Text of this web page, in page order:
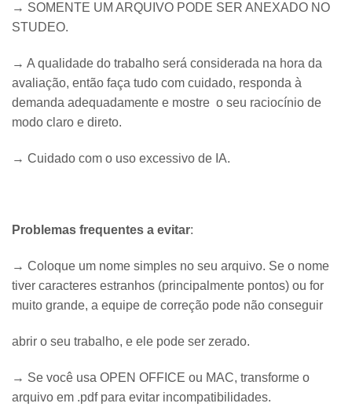
→ SOMENTE UM ARQUIVO PODE SER ANEXADO NO
STUDEO.
→ A qualidade do trabalho será considerada na hora da
avaliação, então faça tudo com cuidado, responda à
demanda adequadamente e mostre o seu raciocínio de
modo claro e direto.
→​ Cuidado com o uso excessivo de IA.
Problemas frequentes a evitar:
→ Coloque um nome simples no seu arquivo. Se o nome
tiver caracteres estranhos (principalmente pontos) ou for
muito grande, a equipe de correção pode não conseguir
abrir o seu trabalho, e ele pode ser zerado.
→ Se você usa OPEN OFFICE ou MAC, transforme o
arquivo em .pdf para evitar incompatibilidades.